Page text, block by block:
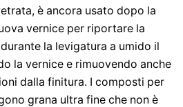
è ancora usato dopo la
vernice per riportare la
la levigatura a umido il
la vernice e rimuovendo anche
dalla finitura. I composti per
grana ultra fine che non è